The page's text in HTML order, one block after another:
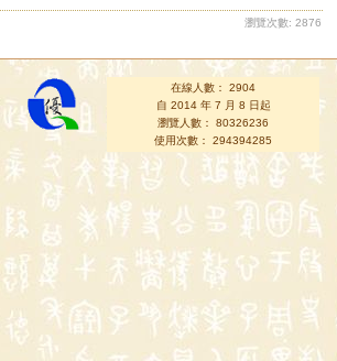
瀏覽次數: 2876
在線人數： 2904
自 2014 年 7 月 8 日起
瀏覽人數： 80326236
使用次數： 294394285